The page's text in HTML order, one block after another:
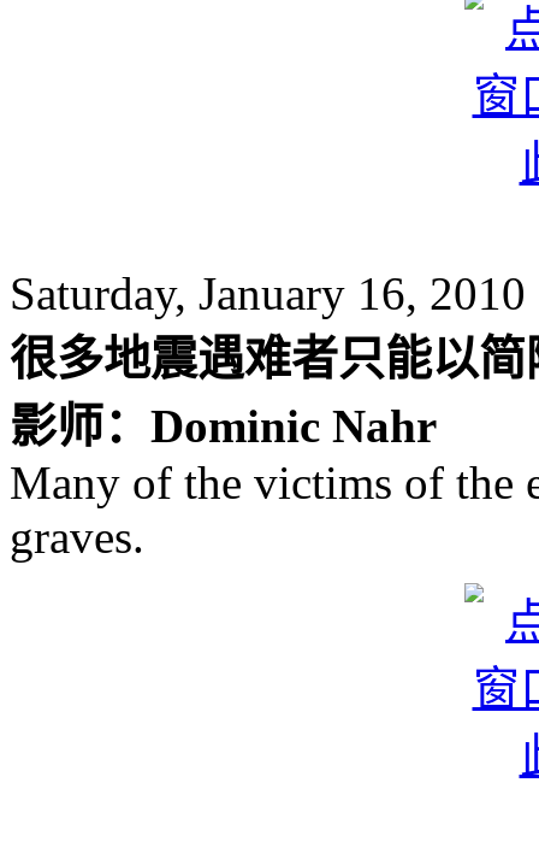
Saturday, January 16, 2010
很多地震遇难者只能以
影师：Dominic Nahr
Many of the victims of the
graves.